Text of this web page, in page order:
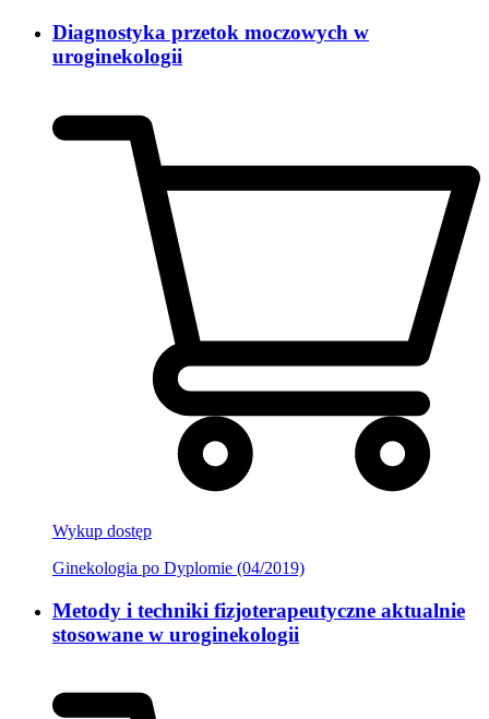
Diagnostyka przetok moczowych w
uroginekologii
Wykup dostęp
Ginekologia po Dyplomie (04/2019)
Metody i techniki fizjoterapeutyczne aktualnie
stosowane w uroginekologii